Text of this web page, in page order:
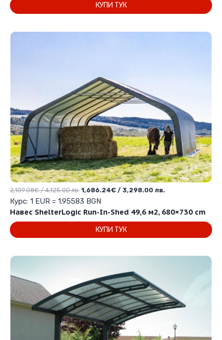
1,597.91 лв..КУПИ ТУК
Навес ShelterLogic Run-In-Shed 49,6 м2, 680×730 cm
2,109.08€/ 4,125.00 лв. Original
price
was:
4,125.00 лв..
1,686.24€ / 3,298.00 лв.Текущата
е:
3,298.00 лв..
Курс: 1 EUR = 1.95583 BGN
КУПИ ТУК